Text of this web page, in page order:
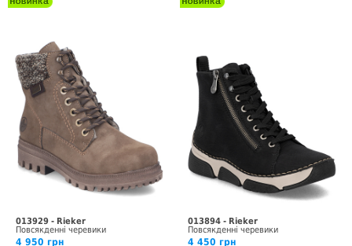
013929 - Rieker
Повсякденні черевики
4 950 грн
013894 - Rieker
Повсякденні черевики
4 450 грн